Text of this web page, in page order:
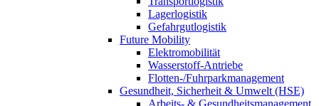
Lagerlogistik
Gefahrgutlogistik
Future Mobility
Elektromobilität
Wasserstoff-Antriebe
Flotten-/Fuhrparkmanagement
Gesundheit, Sicherheit & Umwelt (HSE)
Arbeits- & Gesundheitsmanagement